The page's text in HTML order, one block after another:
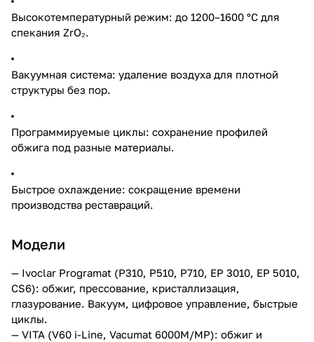
Высокотемпературный режим: до 1200–1600 °C для
спекания ZrO₂.
Вакуумная система: удаление воздуха для плотной
структуры без пор.
Программируемые циклы: сохранение профилей
обжига под разные материалы.
Быстрое охлаждение: сокращение времени
производства реставраций.
Модели
— Ivoclar Programat (P310, P510, P710, EP 3010, EP 5010,
CS6): обжиг, прессование, кристаллизация,
глазурование. Вакуум, цифровое управление, быстрые
циклы.
— VITA (V60 i-Line, Vacumat 6000M/MP): обжиг и